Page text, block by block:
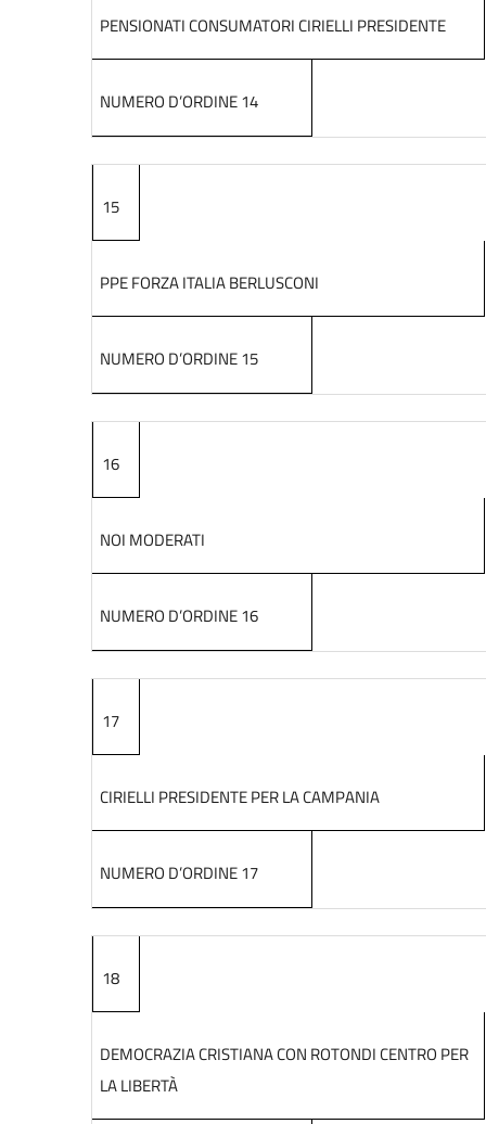
PENSIONATI CONSUMATORI CIRIELLI PRESIDENTE
NUMERO D’ORDINE 14
15
PPE FORZA ITALIA BERLUSCONI
NUMERO D’ORDINE 15
16
NOI MODERATI
NUMERO D’ORDINE 16
17
CIRIELLI PRESIDENTE PER LA CAMPANIA
NUMERO D’ORDINE 17
18
DEMOCRAZIA CRISTIANA CON ROTONDI CENTRO PER
LA LIBERTÀ